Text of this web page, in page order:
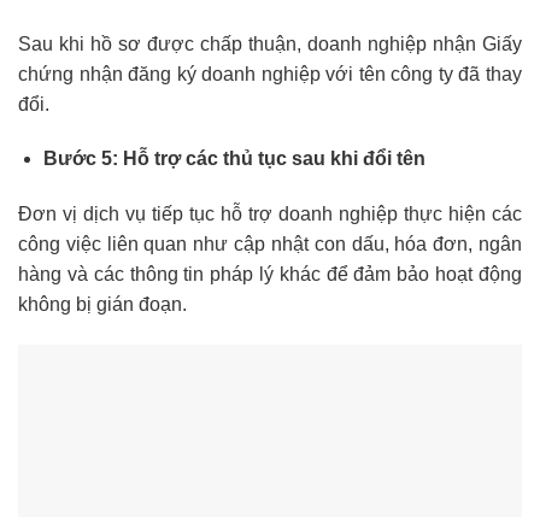
Sau khi hồ sơ được chấp thuận, doanh nghiệp nhận Giấy
chứng nhận đăng ký doanh nghiệp với tên công ty đã thay
đổi.
Bước 5: Hỗ trợ các thủ tục sau khi đổi tên
Đơn vị dịch vụ tiếp tục hỗ trợ doanh nghiệp thực hiện các
công việc liên quan như cập nhật con dấu, hóa đơn, ngân
hàng và các thông tin pháp lý khác để đảm bảo hoạt động
không bị gián đoạn.